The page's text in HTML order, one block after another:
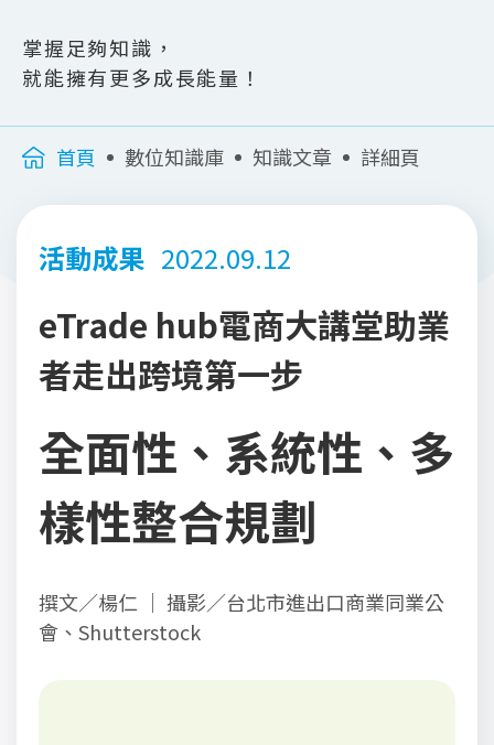
掌握足夠知識，
就能擁有更多成長能量！
首頁 數位知識庫 知識文章 詳細頁
活動成果 2022.09.12
eTrade hub電商大講堂助業
者走出跨境第一步
全面性、系統性、多
樣性整合規劃
撰文／楊仁 ｜ 攝影／台北市進出口商業同業公
會、Shutterstock